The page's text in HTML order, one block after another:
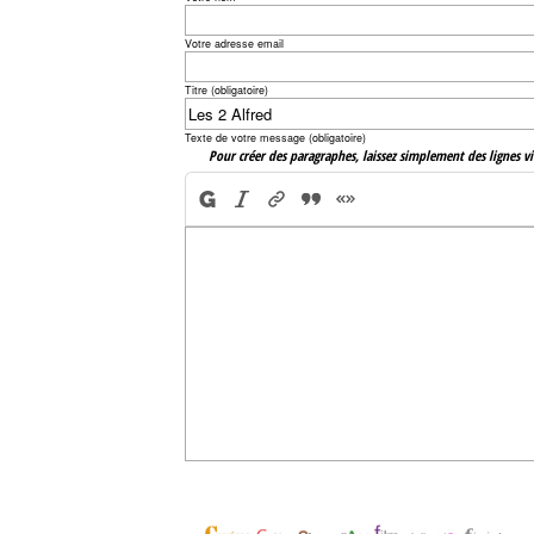
Votre adresse email
Titre (obligatoire)
Texte de votre message (obligatoire)
Pour créer des paragraphes, laissez simplement des lignes